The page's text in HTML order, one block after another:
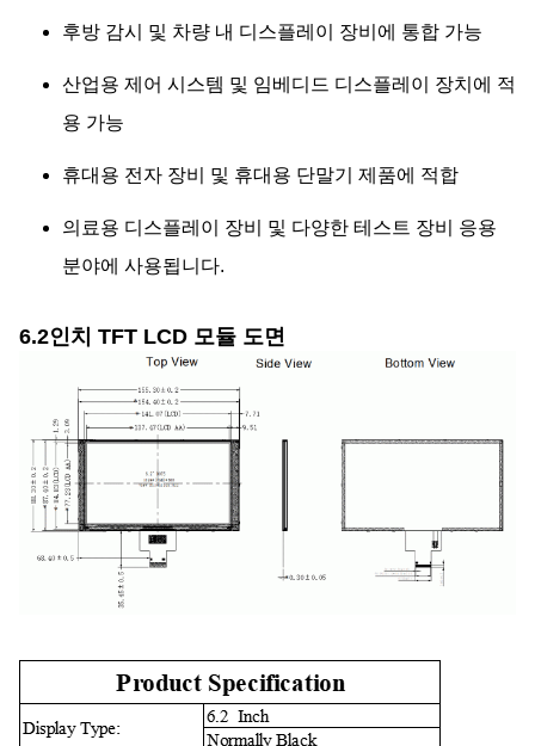
후방 감시 및 차량 내 디스플레이 장비에 통합 가능
산업용 제어 시스템 및 임베디드 디스플레이 장치에 적
용 가능
휴대용 전자 장비 및 휴대용 단말기 제품에 적합
의료용 디스플레이 장비 및 다양한 테스트 장비 응용
분야에 사용됩니다.
6.2인치 TFT LCD 모듈 도면